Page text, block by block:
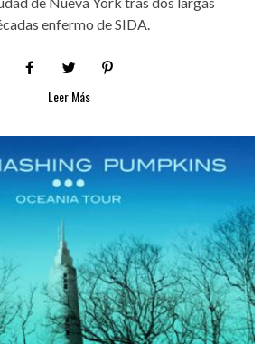
enfermo de SIDA.
Leer Más